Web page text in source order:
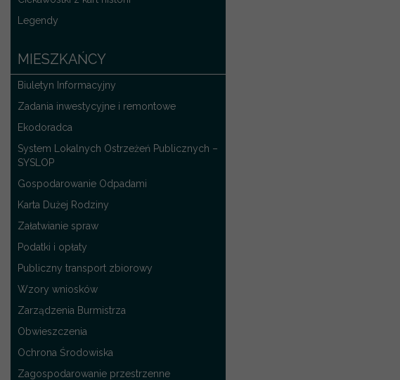
Legendy
MIESZKAŃCY
Biuletyn Informacyjny
Zadania inwestycyjne i remontowe
Ekodoradca
System Lokalnych Ostrzeżeń Publicznych –
SYSLOP
Gospodarowanie Odpadami
Karta Dużej Rodziny
Załatwianie spraw
Podatki i opłaty
Publiczny transport zbiorowy
Wzory wniosków
Zarządzenia Burmistrza
Obwieszczenia
Ochrona Środowiska
Zagospodarowanie przestrzenne